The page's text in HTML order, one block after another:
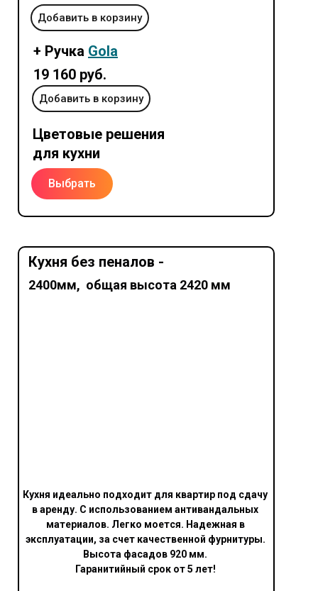
Цветовые решения
для кухни
Выбрать
+ Ручка Gola
Добавить в корзину
19 160 руб.
Добавить в корзину
Кухня идеально подходит для квартир под сдачу
в аренду. С использованием антивандальных
материалов. Легко моется. Надежная в
эксплуатации, за счет качественной фурнитуры.
Высота фасадов 920 мм.
Гаранитийный срок от 5 лет!
2400мм, общая высота 2420 мм
Кухня без пеналов -